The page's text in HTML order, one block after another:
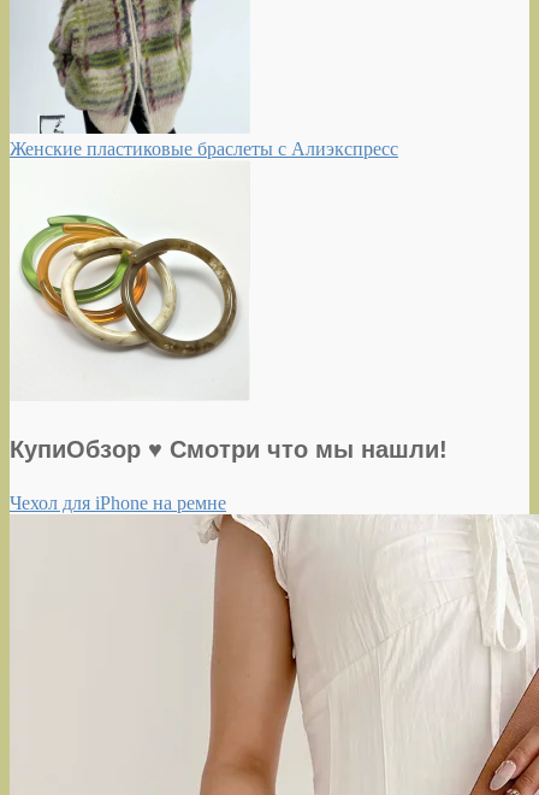
Женские пластиковые браслеты с Алиэкспресс
КупиОбзор ♥ Смотри что мы нашли!
Чехол для iPhone на ремне